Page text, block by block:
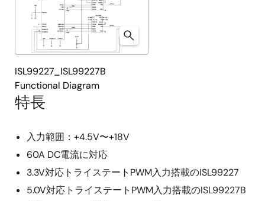
特長
入力範囲：+4.5V〜+18V
60A DC電流に対応
3.3V対応トライステートPWM入力搭載のISL99227
5.0V対応トライステートPWM入力搭載のISL99227B
ISL99227_ISL99227B
Functional Diagram